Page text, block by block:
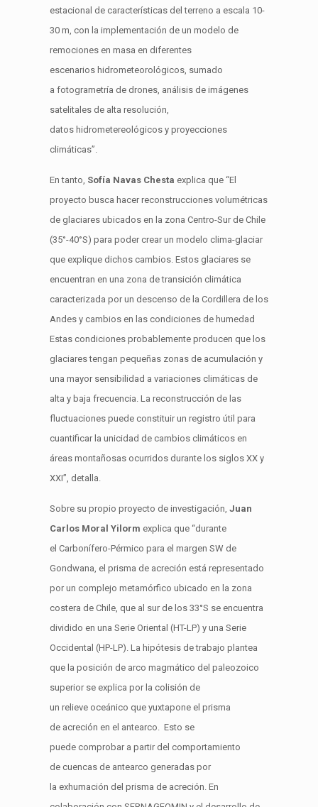
estacional de características del terreno a escala 10-
30 m, con la implementación de un modelo de
remociones en masa en diferentes
escenarios hidrometeorológicos, sumado
a fotogrametría de drones, análisis de imágenes
satelitales de alta resolución,
datos hidrometereológicosy proyecciones
climáticas”.
En tanto, Sofía Navas Chesta explica que “El
proyecto busca hacer reconstrucciones volumétricas
de glaciares ubicados en la zona Centro-Sur de Chile
(35°-40°S) para poder crear un modelo clima-glaciar
que explique dichos cambios. Estos glaciares se
encuentran en una zona de transición climática
caracterizada por un descenso de la Cordillera de los
Andes y cambios en las condiciones de humedad
Estas condiciones probablemente producen que los
glaciares tengan pequeñas zonas de acumulación y
una mayor sensibilidad a variaciones climáticas de
alta y baja frecuencia. La reconstrucción de las
fluctuaciones puede constituir un registro útil para
cuantificar la unicidad de cambios climáticos en
áreas montañosas ocurridos durante los siglos XX y
XXI”, detalla.
Sobre su propio proyecto de investigación, Juan
Carlos Moral Yilorm explica que “durante
el Carbonífero-Pérmico para el margen SW de
Gondwana, el prisma de acreción está representado
por un complejo metamórfico ubicado en la zona
costera de Chile, que al sur de los 33°S se encuentra
dividido en una Serie Oriental (HT-LP) y una Serie
Occidental (HP-LP). La hipótesis de trabajo plantea
que la posición de arco magmático del paleozoico
superior se explica por la colisión de
un relieve oceánico que yuxtapone el prisma
de acreción en el antearco. Esto se
puede comprobar a partir del comportamiento
de cuencas de antearco generadas por
la exhumación del prisma de acreción. En